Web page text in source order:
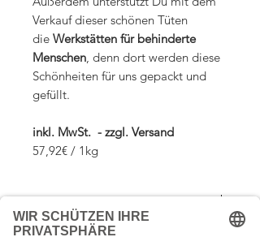
Verkauf dieser schönen Tüten
die Werkstätten für behinderte
Menschen, denn dort werden diese
Schönheiten für uns gepackt und
gefüllt.
inkl. MwSt. - zzgl. Versand
57,92€ / 1kg
Zutaten
Zutaten: Zucker, Glukosesirup,